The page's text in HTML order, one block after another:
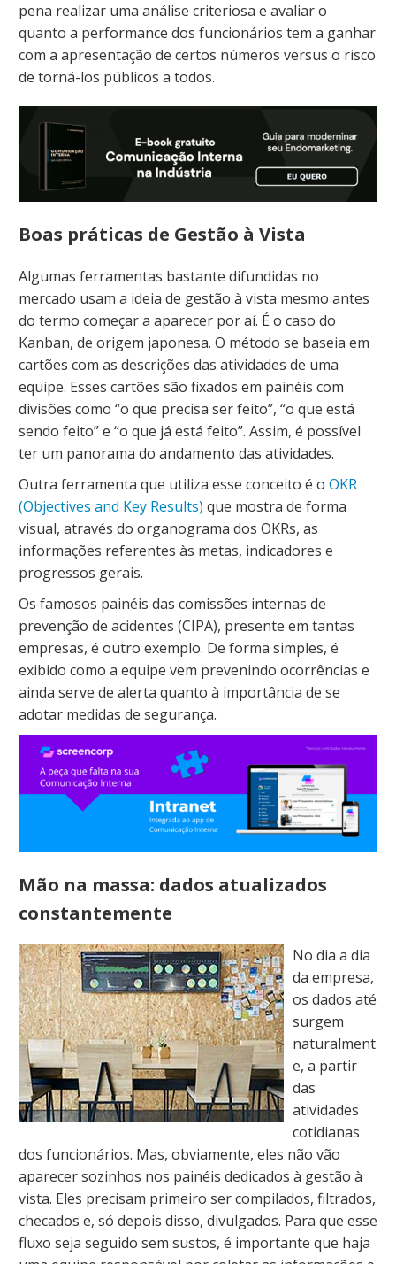
pena realizar uma análise criteriosa e avaliar o
quanto a performance dos funcionários tem a ganhar
com a apresentação de certos números versus o risco
de torná-los públicos a todos.
Boas práticas de Gestão à Vista
Algumas ferramentas bastante difundidas no
mercado usam a ideia de gestão à vista mesmo antes
do termo começar a aparecer por aí. É o caso do
Kanban, de origem japonesa. O método se baseia em
cartões com as descrições das atividades de uma
equipe. Esses cartões são fixados em painéis com
divisões como “o que precisa ser feito”, “o que está
sendo feito” e “o que já está feito”. Assim, é possível
ter um panorama do andamento das atividades.
Outra ferramenta que utiliza esse conceito é o OKR
(Objectives and Key Results) que mostra de forma
visual, através do organograma dos OKRs, as
informações referentes às metas, indicadores e
progressos gerais.
Os famosos painéis das comissões internas de
prevenção de acidentes (CIPA), presente em tantas
empresas, é outro exemplo. De forma simples, é
exibido como a equipe vem prevenindo ocorrências e
ainda serve de alerta quanto à importância de se
adotar medidas de segurança.
Mão na massa: dados atualizados
constantemente
No dia a dia
da empresa,
os dados até
surgem
naturalment
e, a partir
das
atividades
cotidianas
dos funcionários. Mas, obviamente, eles não vão
aparecer sozinhos nos painéis dedicados à gestão à
vista. Eles precisam primeiro ser compilados, filtrados,
checados e, só depois disso, divulgados. Para que esse
fluxo seja seguido sem sustos, é importante que haja